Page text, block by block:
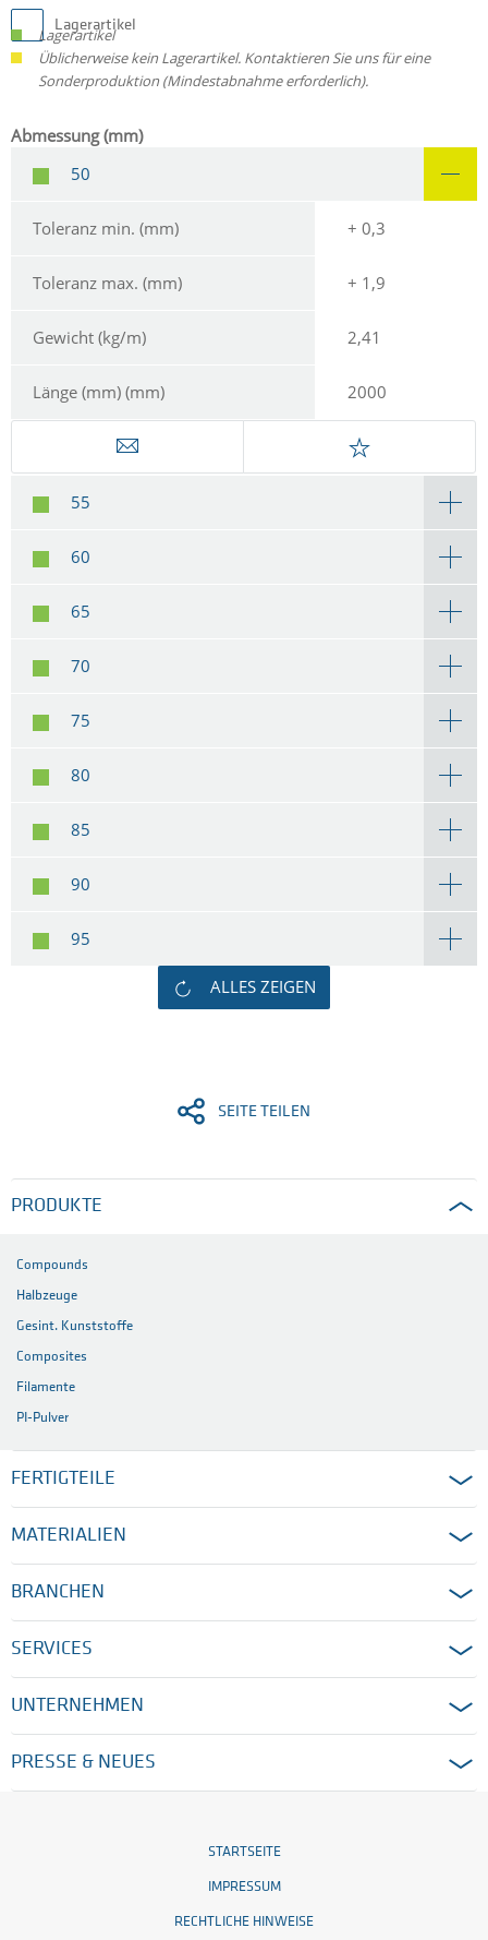
Lagerartikel
Lagerartikel
Üblicherweise kein Lagerartikel. Kontaktieren Sie uns für eine
Sonderproduktion (Mindestabnahme erforderlich).
Abmessung (mm)
50
Toleranz min. (mm) + 0,3
Toleranz max. (mm) + 1,9
Gewicht (kg/m) 2,41
Länge (mm) (mm) 2000
55
60
65
70
75
80
85
90
95
ALLES ZEIGEN
SEITE TEILEN
PRODUKTE
Compounds
Halbzeuge
Gesint. Kunststoffe
Composites
Filamente
PI-Pulver
FERTIGTEILE
MATERIALIEN
BRANCHEN
SERVICES
UNTERNEHMEN
PRESSE & NEUES
STARTSEITE
IMPRESSUM
RECHTLICHE HINWEISE